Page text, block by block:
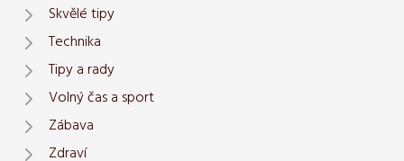
Skvělé tipy
Technika
Tipy a rady
Volný čas a sport
Zábava
Zdraví